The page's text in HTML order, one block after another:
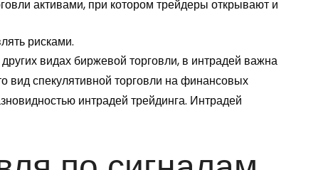
активами, при котором трейдеры открывают и
рисками.
видах биржевой торговли, в интрадей важна
вид спекулятивной торговли на финансовых
интрадей трейдинга. Интрадей